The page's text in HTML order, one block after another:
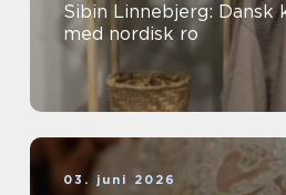
Sibin Linnebjerg: Dansk
med nordisk ro
03. juni 2026